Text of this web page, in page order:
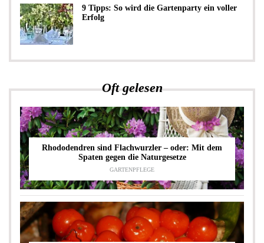
9 Tipps: So wird die Gartenparty ein voller
Erfolg
Oft gelesen
Rhododendren sind Flachwurzler – oder: Mit dem
Spaten gegen die Naturgesetze
GARTENPFLEGE